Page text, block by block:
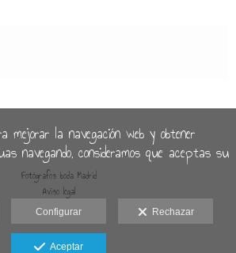
Fotógrafos boda Madrid
Aviso legal
mejorar la navegación web y obtener
navegando, consideramos que aceptas su
Configurar Rechazar
Aceptar